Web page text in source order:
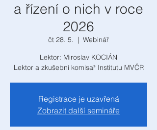
a řízení o nich v roce
2026
čt 28. 5.
  |
Webinář
Lektor: Miroslav KOCIÁN
Lektor a zkušební komisař Institutu MVČR
Registrace je uzavřená
Zobrazit další semináře